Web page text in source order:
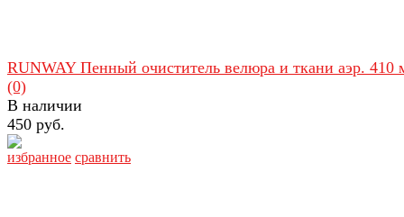
избранное сравнить
RUNWAY Пенный очиститель велюра и ткани аэр. 410
(0)
В наличии
450 руб.